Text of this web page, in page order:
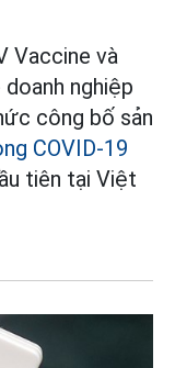
Vaccine và
nghiệp
công bố sản
COVID-19
tiên tại Việt